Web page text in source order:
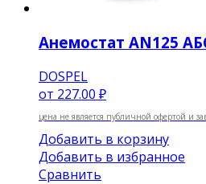
Анемостат AN125
DOSPEL
от 227.00 ₽
цена не является публичной офертой и
Добавить в корзину
Добавить в избранное
Сравнить